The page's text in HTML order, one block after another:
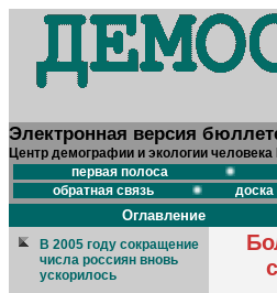
Электронная версия
Центр демографии и экологии
первая полоса
обратная связь
Оглавление
В 2005 году сокращение
числа россиян вновь
ускорилось